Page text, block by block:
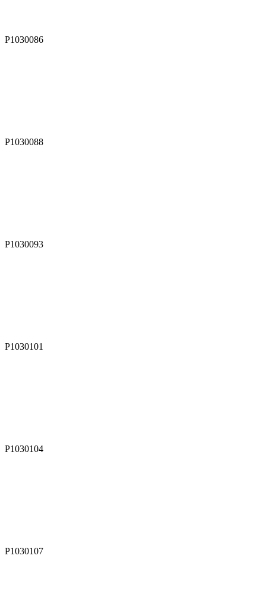
P1030086
P1030088
P1030093
P1030101
P1030104
P1030107